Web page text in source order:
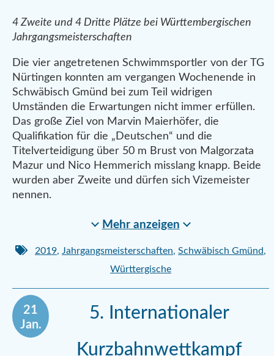
4 Zweite und 4 Dritte Plätze bei Württembergischen
Jahrgangsmeisterschaften
Die vier angetretenen Schwimmsportler von der TG
Nürtingen konnten am vergangen Wochenende in
Schwäbisch Gmünd bei zum Teil widrigen
Umständen die Erwartungen nicht immer erfüllen.
Das große Ziel von Marvin Maierhöfer, die
Qualifikation für die „Deutschen“ und die
Titelverteidigung über 50 m Brust von Malgorzata
Mazur und Nico Hemmerich misslang knapp. Beide
wurden aber Zweite und dürfen sich Vizemeister
nennen.
Mehr anzeigen
2019, Jahrgangsmeisterschaften, Schwäbisch Gmünd,
Württergische
21
Jan.
5. Internationaler
Kurzbahnwettkampf